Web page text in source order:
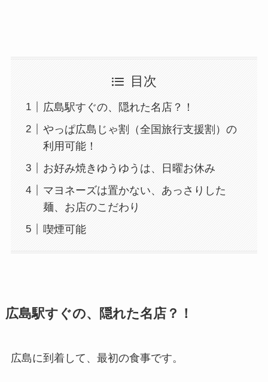
目次
広島駅すぐの、隠れた名店？！
やっぱ広島じゃ割（全国旅行支援割）の
利用可能！
お好み焼きゆうゆうは、日曜お休み
マヨネーズは置かない、あっさりした
麺、お店のこだわり
喫煙可能
広島駅すぐの、隠れた名店？！
広島に到着して、最初の食事です。